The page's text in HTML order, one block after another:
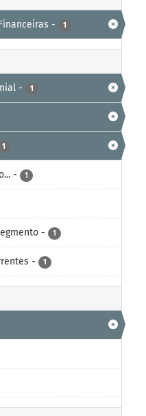
- 1
- 1
1
- 1
- 1
- 1